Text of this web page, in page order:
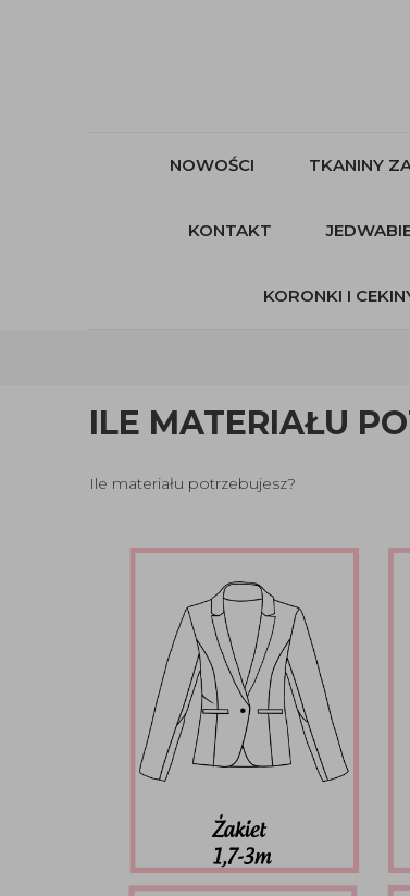
NOWOŚCI TKANINY
KONTAKT
KORONKI I
ILE MATERIAŁU
Ile materiału potrzebujesz?